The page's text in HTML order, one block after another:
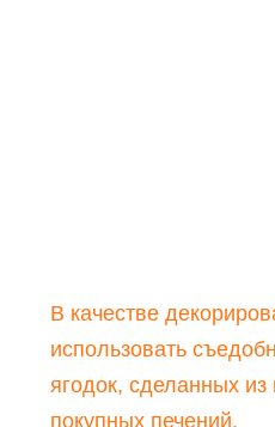
В качестве
использовать
ягодок, сделанных
покупных печений.